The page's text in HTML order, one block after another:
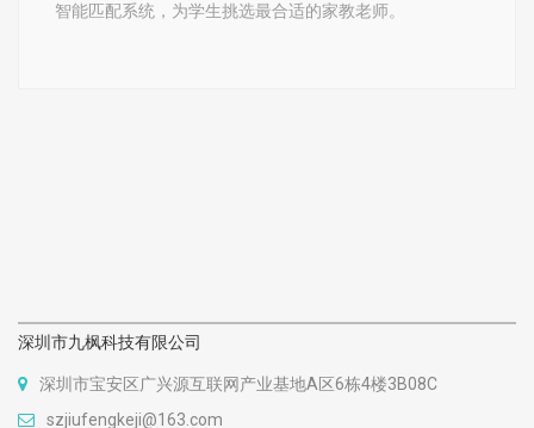
智能匹配系统，为学生挑选最合适的家教老师。
深圳市九枫科技有限公司
深圳市宝安区广兴源互联网产业基地A区6栋4楼3B08C
szjiufengkeji@163.com